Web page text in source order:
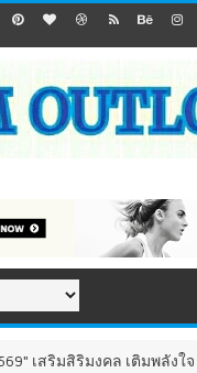
ริมงคล เติมพลังใจ 8-9 สิ